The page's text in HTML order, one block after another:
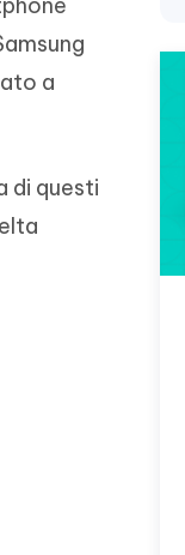
AI
Iniziare
a
di questi